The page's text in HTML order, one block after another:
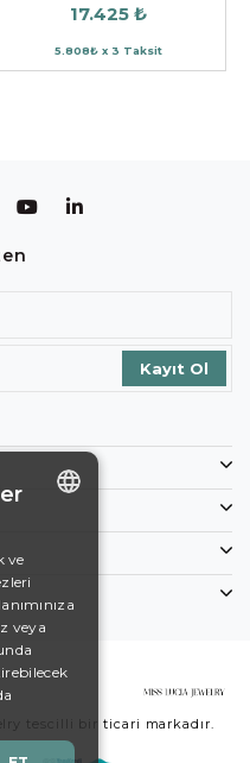
17.425 ₺
5.808₺ x 3 Taksit
tescilli bir ticari markadır.
DE
EN
SWEDISH
TURKISH
ve
veya